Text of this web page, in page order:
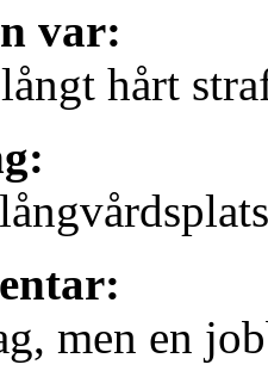
var:
hårt
men en